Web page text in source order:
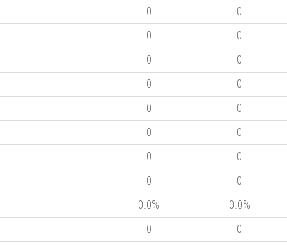
0
0
0
0
0
0
0
0
0
0
0
0
0
0
0
0
0.0%
0.0%
0
0